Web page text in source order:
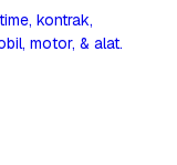
kontrak,
motor, & alat.